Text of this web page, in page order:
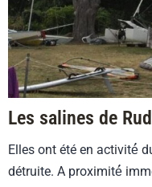
Les salines de
Elles ont été en activité́
détruite. A proximité́